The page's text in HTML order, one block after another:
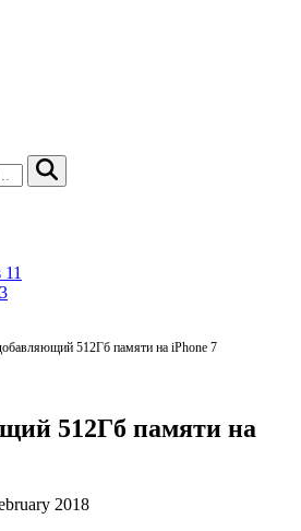
512Гб памяти на iPhone 7
512Гб памяти на
2018